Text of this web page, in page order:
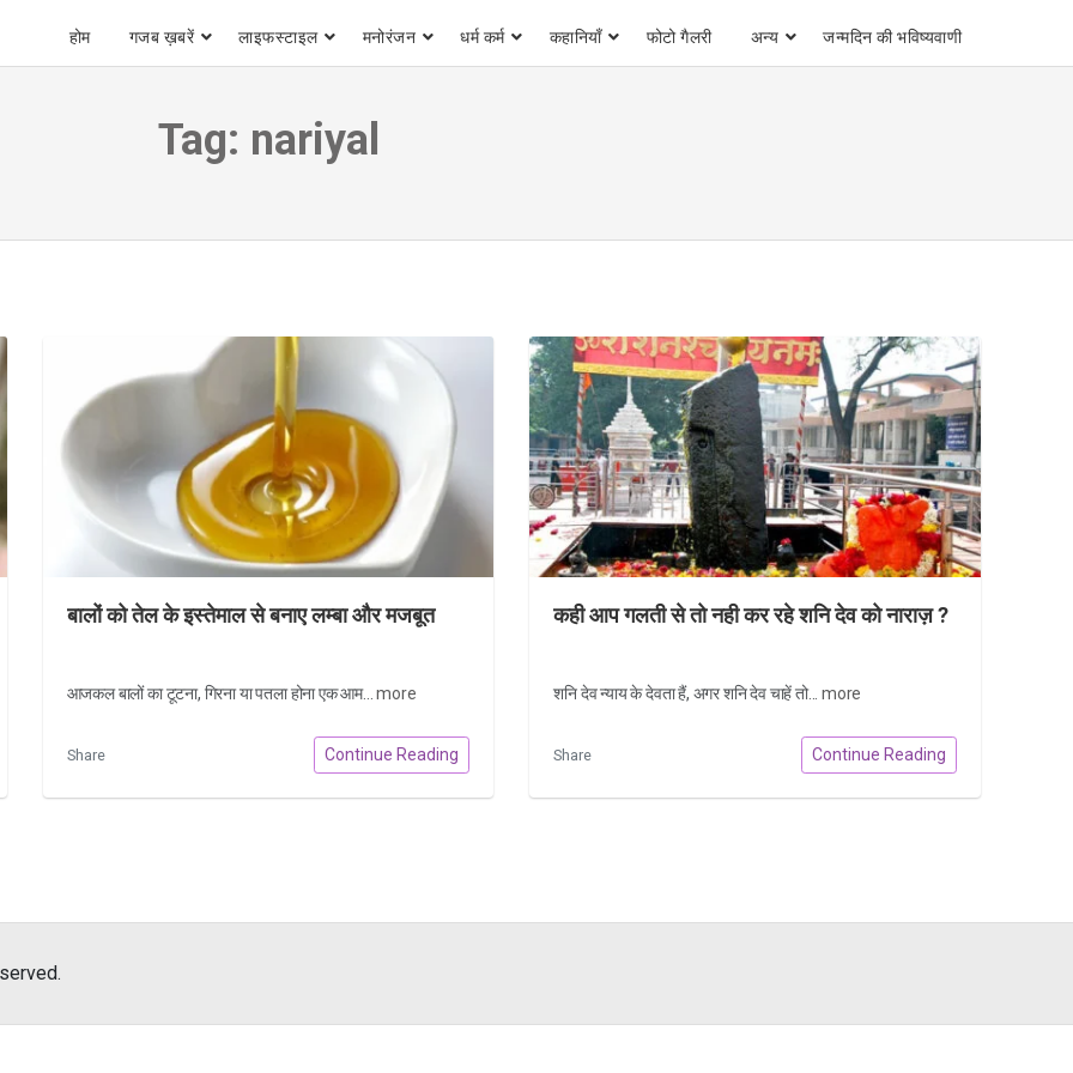
होम गजब ख़बरें लाइफस्टाइल मनोरंजन धर्म कर्म कहानियाँ फोटो गैलरी अन्य जन्मदिन की भविष्यवाणी
Tag: nariyal
बालों को तेल के इस्तेमाल से बनाए लम्बा और मजबूत
आजकल बालों का टूटना, गिरना या पतला होना एक आम...more
Share Continue Reading
कही आप गलती से तो नही कर रहे शनि देव को नाराज़ ?
शनि देव न्याय के देवता हैं, अगर शनि देव चाहें तो... more
Share Continue Reading